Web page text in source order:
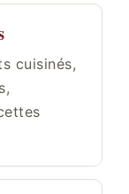
cuisinés,